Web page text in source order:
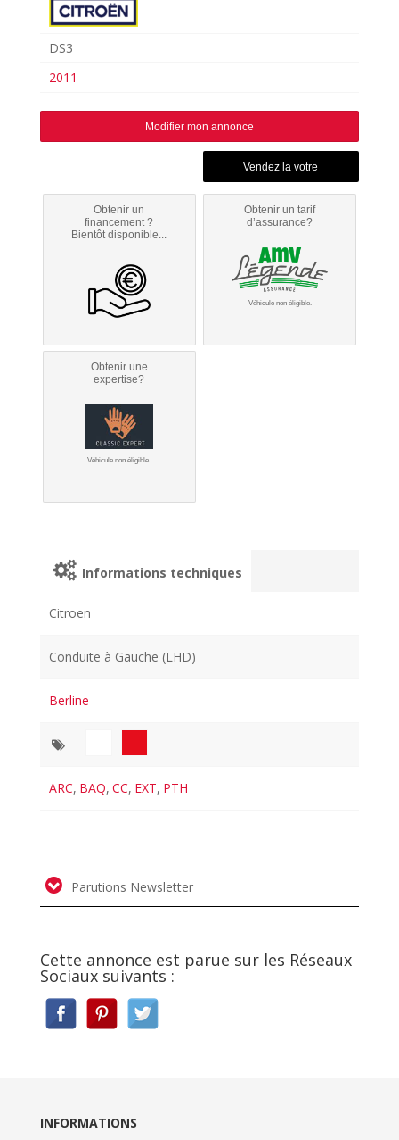
DS3
2011
Modifier mon annonce
Obtenir un
financement ?
Bientôt disponible...
Obtenir un tarif
d’assurance?
Véhicule non éligible.
Obtenir une
expertise?
Véhicule non éligible.
Informations techniques
Citroen
Conduite à Gauche (LHD)
Berline
ARC, BAQ, CC, EXT, PTH
Parutions Newsletter
Cette annonce est parue sur les Réseaux
Sociaux suivants :
INFORMATIONS